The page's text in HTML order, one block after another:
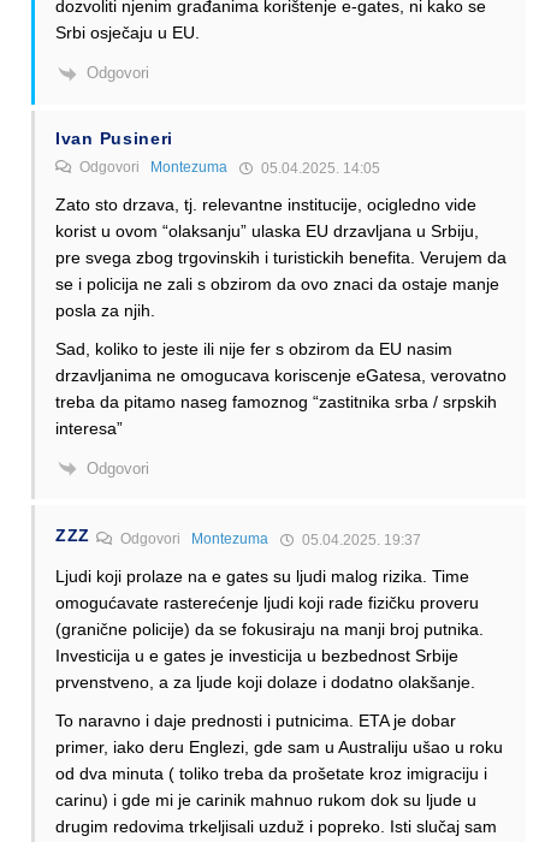
dozvoliti njenim građanima korištenje e-gates, ni kako se
Srbi osječaju u EU.
Odgovori
Ivan Pusineri
Odgovori Montezuma 05.04.2025. 14:05
Zato sto drzava, tj. relevantne institucije, ocigledno vide
korist u ovom “olaksanju” ulaska EU drzavljana u Srbiju,
pre svega zbog trgovinskih i turistickih benefita. Verujem da
se i policija ne zali s obzirom da ovo znaci da ostaje manje
posla za njih.
Sad, koliko to jeste ili nije fer s obzirom da EU nasim
drzavljanima ne omogucava koriscenje eGatesa, verovatno
treba da pitamo naseg famoznog “zastitnika srba / srpskih
interesa”
Odgovori
ZZZ Odgovori Montezuma 05.04.2025. 19:37
Ljudi koji prolaze na e gates su ljudi malog rizika. Time
omogućavate rasterećenje ljudi koji rade fizičku proveru
(granične policije) da se fokusiraju na manji broj putnika.
Investicija u e gates je investicija u bezbednost Srbije
prvenstveno, a za ljude koji dolaze i dodatno olakšanje.
To naravno i daje prednosti i putnicima. ETA je dobar
primer, iako deru Englezi, gde sam u Australiju ušao u roku
od dva minuta ( toliko treba da prošetate kroz imigraciju i
carinu) i gde mi je carinik mahnuo rukom dok su ljude u
drugim redovima trkeljisali uzduž i popreko. Isti slučaj sam